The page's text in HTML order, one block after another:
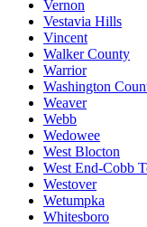
Vernon
Vestavia Hills
Vincent
Walker County
Warrior
Washington
Weaver
Webb
Wedowee
West Blocton
West End-Cobb
Westover
Wetumpka
Whitesboro